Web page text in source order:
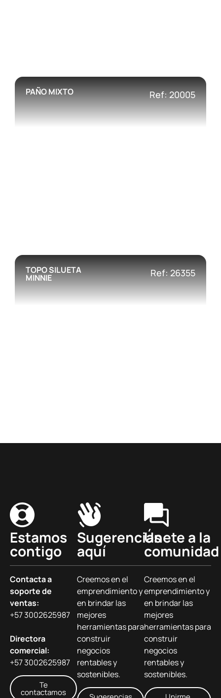
PAÑO MIXTO Ref: 20005
TOPO SILUETA
MINNIE Ref: 26355
Estamos
contigo
Contacta a
soporte de
ventas:
+57 3002625987
Directora
comercial:
+57 3002625987
Te
contactamos
Sugerencias
aquí
Creemos en el
emprendimiento y
en brindar las
mejores
herramientas para
construir
negocios
rentables y
sostenibles.
Únete a la
comunidad
Creemos en el
emprendimiento y
en brindar las
mejores
herramientas para
construir
negocios
rentables y
sostenibles.